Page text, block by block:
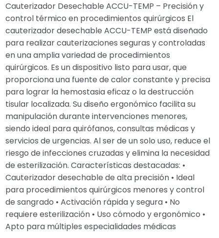
Cauterizador Desechable ACCU-TEMP – Precisión y
control térmico en procedimientos quirúrgicos El
cauterizador desechable ACCU-TEMP está diseñado
para realizar cauterizaciones seguras y controladas
en una amplia variedad de procedimientos
quirúrgicos. Es un dispositivo listo para usar, que
proporciona una fuente de calor constante y precisa
para lograr la hemostasia eficaz o la destrucción
tisular localizada. Su diseño ergonómico facilita su
manipulación durante intervenciones menores,
siendo ideal para quirófanos, consultas médicas y
servicios de urgencias. Al ser de un solo uso, reduce el
riesgo de infecciones cruzadas y elimina la necesidad
de esterilización. Características destacadas: •
Cauterizador desechable de alta precisión • Ideal
para procedimientos quirúrgicos menores y control
de sangrado • Activación rápida y segura • No
requiere esterilización • Uso cómodo y ergonómico •
Apto para múltiples especialidades médicas